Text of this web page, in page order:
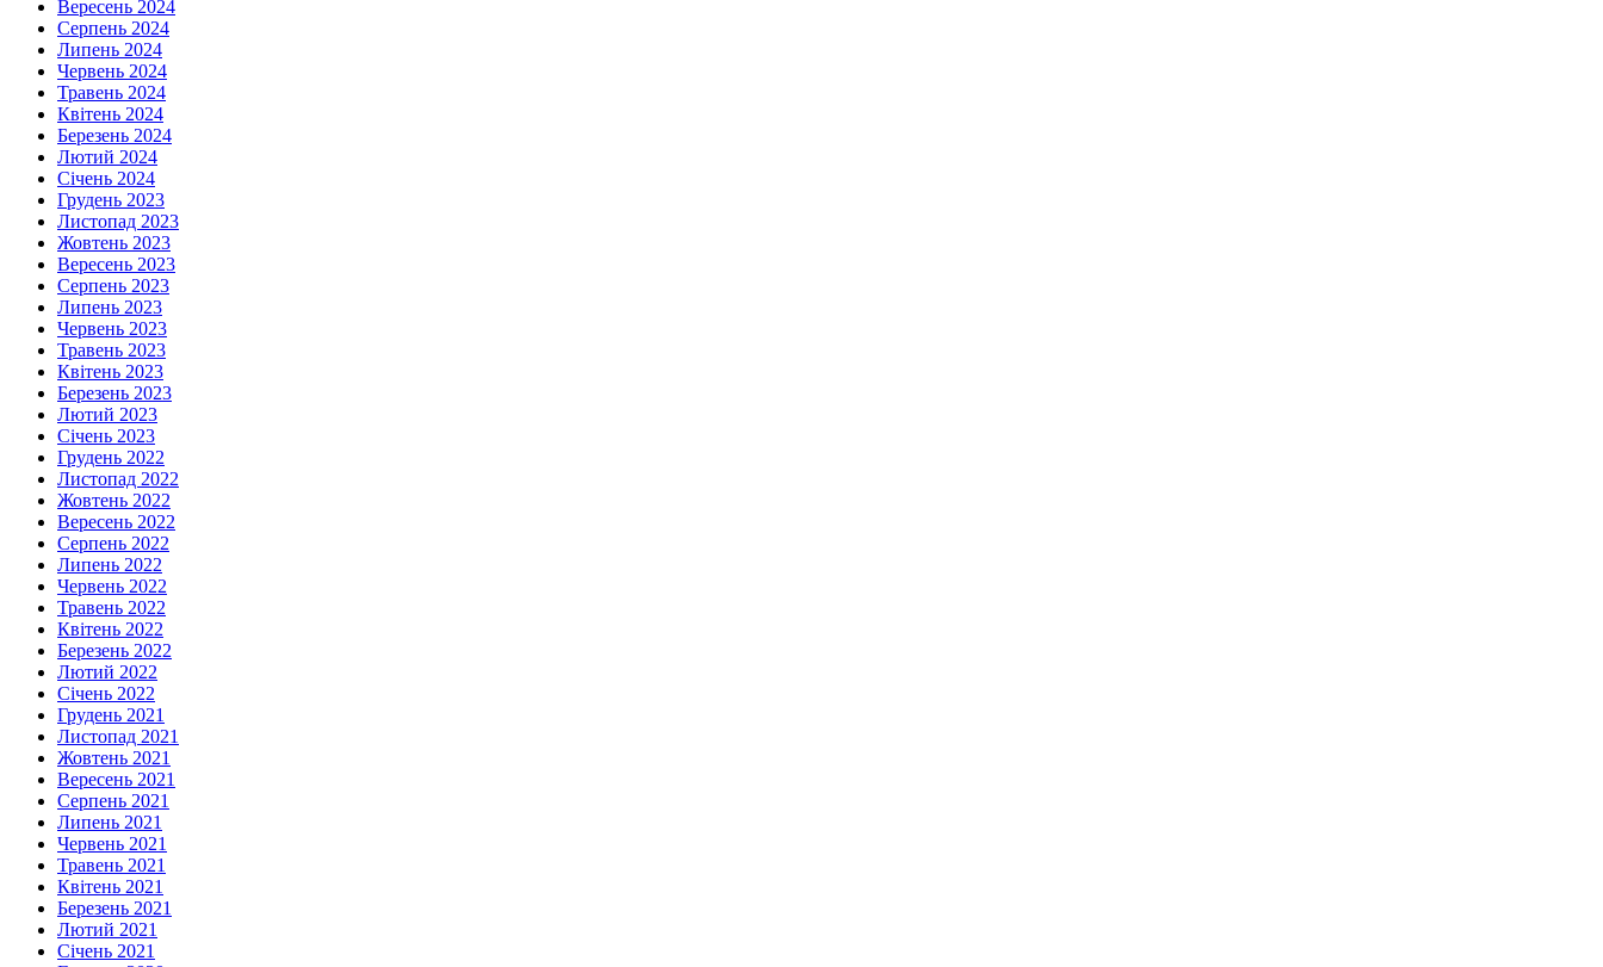
Вересень 2024
Серпень 2024
Липень 2024
Червень 2024
Травень 2024
Квітень 2024
Березень 2024
Лютий 2024
Січень 2024
Грудень 2023
Листопад 2023
Жовтень 2023
Вересень 2023
Серпень 2023
Липень 2023
Червень 2023
Травень 2023
Квітень 2023
Березень 2023
Лютий 2023
Січень 2023
Грудень 2022
Листопад 2022
Жовтень 2022
Вересень 2022
Серпень 2022
Липень 2022
Червень 2022
Травень 2022
Квітень 2022
Березень 2022
Лютий 2022
Січень 2022
Грудень 2021
Листопад 2021
Жовтень 2021
Вересень 2021
Серпень 2021
Липень 2021
Червень 2021
Травень 2021
Квітень 2021
Березень 2021
Лютий 2021
Січень 2021